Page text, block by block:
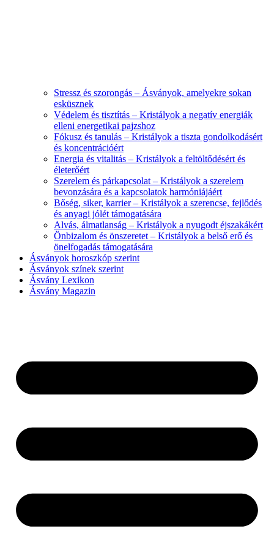
Stressz és szorongás – Ásványok, amelyekre sokan
esküsznek
Védelem és tisztítás – Kristályok a negatív energiák
elleni energetikai pajzshoz
Fókusz és tanulás – Kristályok a tiszta gondolkodásért
és koncentrációért
Energia és vitalitás – Kristályok a feltöltődésért és
életerőért
Szerelem és párkapcsolat – Kristályok a szerelem
bevonzására és a kapcsolatok harmóniájáért
Bőség, siker, karrier – Kristályok a szerencse, fejlődés
és anyagi jólét támogatására
Alvás, álmatlanság – Kristályok a nyugodt éjszakákért
Önbizalom és önszeretet – Kristályok a belső erő és
önelfogadás támogatására
Ásványok horoszkóp szerint
Ásványok színek szerint
Ásvány Lexikon
Ásvány Magazin